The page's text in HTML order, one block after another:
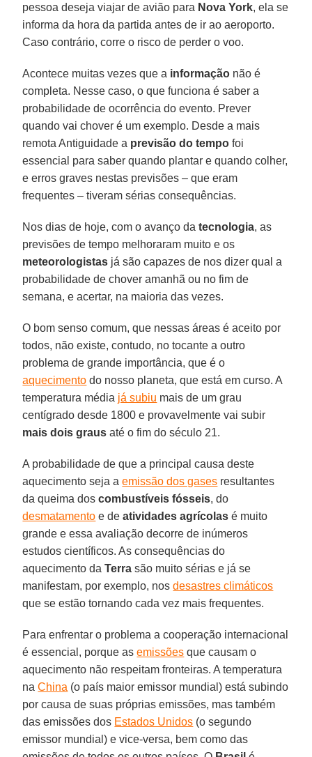
pessoa deseja viajar de avião para Nova York, ela se
informa da hora da partida antes de ir ao aeroporto.
Caso contrário, corre o risco de perder o voo.
Acontece muitas vezes que a informação não é
completa. Nesse caso, o que funciona é saber a
probabilidade de ocorrência do evento. Prever
quando vai chover é um exemplo. Desde a mais
remota Antiguidade a previsão do tempo foi
essencial para saber quando plantar e quando colher,
e erros graves nestas previsões – que eram
frequentes – tiveram sérias consequências.
Nos dias de hoje, com o avanço datecnologia, as
previsões de tempo melhoraram muito e os
meteorologistas já são capazes de nos dizer qual a
probabilidade de chover amanhã ou no fim de
semana, e acertar, na maioria das vezes.
O bom senso comum, que nessas áreas é aceito por
todos, não existe, contudo, no tocante a outro
problema de grande importância, que é o
aquecimento do nosso planeta, que está em curso. A
temperatura média já subiu mais de um grau
centígrado desde 1800 e provavelmente vai subir
mais dois graus até o fim do século 21.
A probabilidade de que a principal causa deste
aquecimento seja aemissão dos gases resultantes
da queima doscombustíveis fósseis, do
desmatamento e deatividades agrícolas é muito
grande e essa avaliação decorre de inúmeros
estudos científicos. As consequências do
aquecimento daTerra são muito sérias e já se
manifestam, por exemplo, nosdesastres climáticos
que se estão tornando cada vez mais frequentes.
Para enfrentar o problema a cooperação internacional
é essencial, porque asemissões que causam o
aquecimento não respeitam fronteiras. A temperatura
naChina (o país maior emissor mundial) está subindo
por causa de suas próprias emissões, mas também
das emissões dos Estados Unidos (o segundo
emissor mundial) e vice-versa, bem como das